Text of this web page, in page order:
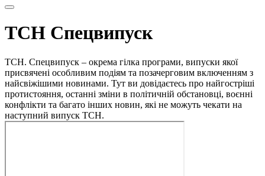
ТСН Спецвипуск
ТСН. Спецвипуск – окрема гілка програми, випуски якої
присвячені особливим подіям та позачерговим включенням з
найсвіжішими новинами. Тут ви довідаєтесь про найгостріші
протистояння, останні зміни в політичній обстановці, воєнні
конфлікти та багато інших новин, які не можуть чекати на
наступний випуск ТСН.